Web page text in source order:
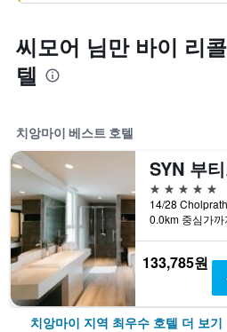
씨모어 님만 바이 리
텔
치앙마이 베스트 호텔
5성급
0.0km 중심가까
133,785원
치앙마이 지역 최우수 호텔 더 보기